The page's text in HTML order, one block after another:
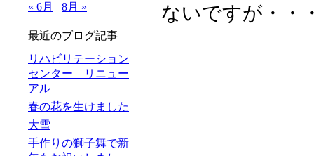
ないですが・・
« 6月
8月 »
最近のブログ記事
リハビリテーション
センター リニュー
アル
春の花を生けました
大雪
手作りの獅子舞で新